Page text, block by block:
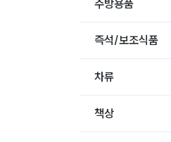
주방용품
즉석/보조식품
차류
책상